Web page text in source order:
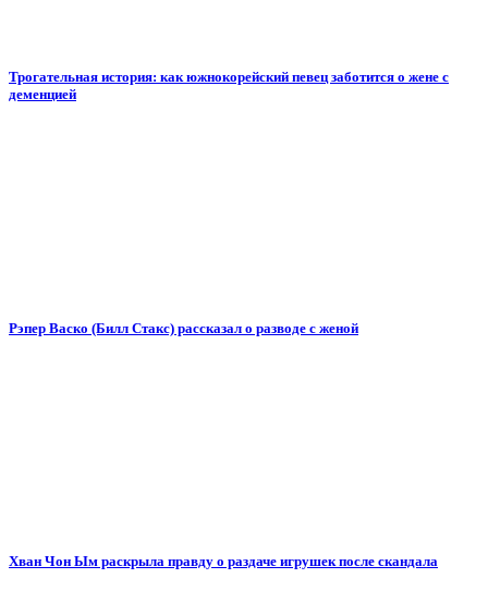
Трогательная история: как южнокорейский певец заботится о жене с
деменцией
Рэпер Васко (Билл Стакс) рассказал о разводе с женой
Хван Чон Ым раскрыла правду о раздаче игрушек после скандала